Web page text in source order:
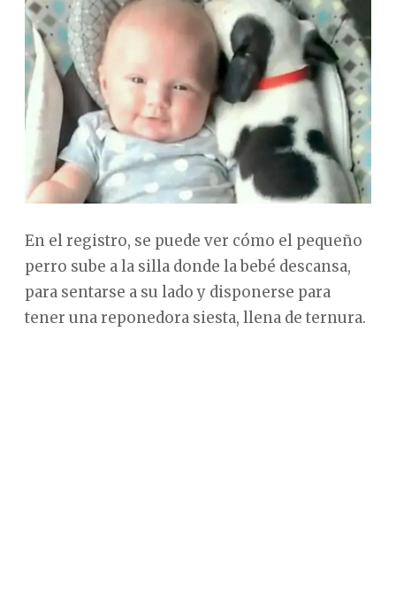
En elregistro, se puede ver cómo el pequeño
perro sube a la silla donde la bebé descansa,
para sentarse a su lado y disponerse para
tener una reponedora siesta, llena de ternura.